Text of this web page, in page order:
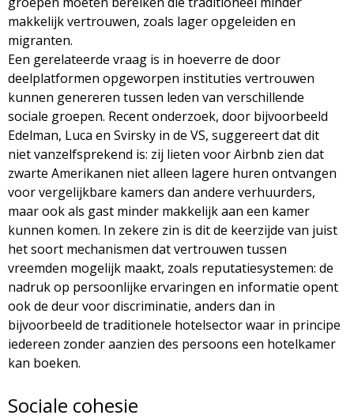
makkelijk vertrouwen, zoals lager opgeleiden en
migranten.
Een gerelateerde vraag is in hoeverre de door
deelplatformen opgeworpen instituties vertrouwen
kunnen genereren tussen leden van verschillende
sociale groepen. Recent onderzoek, door bijvoorbeeld
Edelman, Luca en Svirsky in de VS, suggereert dat dit
niet vanzelfsprekend is: zij lieten voor Airbnb zien dat
zwarte Amerikanen niet alleen lagere huren ontvangen
voor vergelijkbare kamers dan andere verhuurders,
maar ook als gast minder makkelijk aan een kamer
kunnen komen. In zekere zin is dit de keerzijde van juist
het soort mechanismen dat vertrouwen tussen
vreemden mogelijk maakt, zoals reputatiesystemen: de
nadruk op persoonlijke ervaringen en informatie opent
ook de deur voor discriminatie, anders dan in
bijvoorbeeld de traditionele hotelsector waar in principe
iedereen zonder aanzien des persoons een hotelkamer
kan boeken.
Sociale cohesie